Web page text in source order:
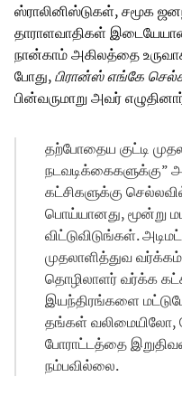
ஸ்ராலினிஸ்டுகள், சமூக
தாராளவாதிகள்
நான்காம் அகிலத்தை
போது, ​​பிரான்ஸ் எங்கே
பின்வருமாறு அவர்
தற்போதைய குட்டி
நடவடிக்கைகளுக்கு”
கட்சிகளுக்கு
பொய்யானது, மூன்று
விட்டுவிடுங்கள்.
முதலாளித்துவ
தொழிலாளர் வர்க்க
இயந்திரங்களை
தங்கள் வலிமையிலோ,
போராட்டத்தை
நம்பவில்லை.